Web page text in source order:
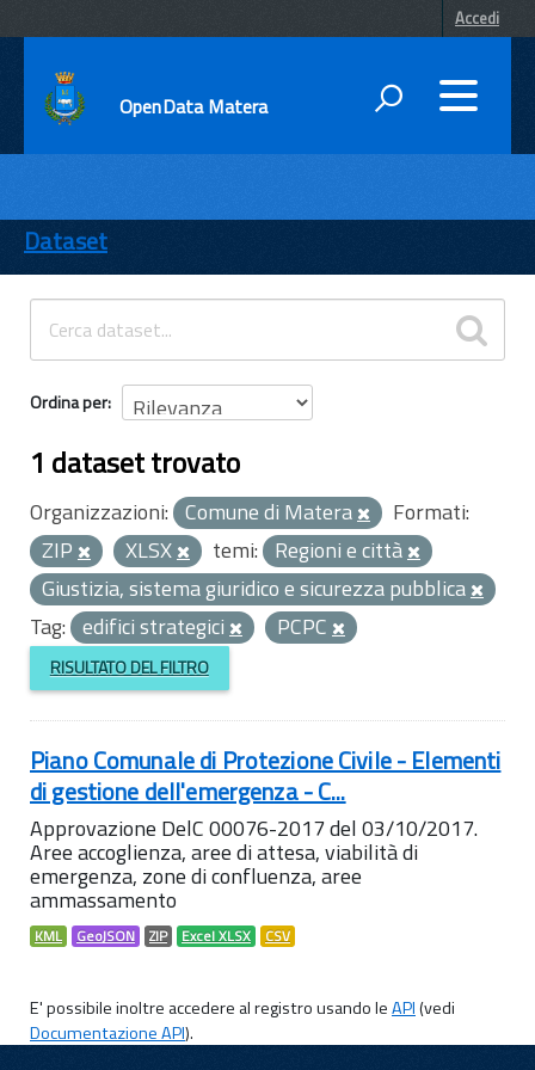
Accedi
OpenData Matera
ENTI
TEMI
INFORMAZIONI
Dataset
Ordina per
1 dataset trovato
Organizzazioni: Comune di Matera
Formati:
ZIP
XLSX temi: Regioni e città
Giustizia, sistema giuridico e sicurezza pubblica
Tag: edifici strategici PCPC
RISULTATO DEL FILTRO
Piano Comunale di Protezione Civile - Elementi
di gestione dell'emergenza - C...
Approvazione DelC 00076-2017 del 03/10/2017.
Aree accoglienza, aree di attesa, viabilità di
emergenza, zone di confluenza, aree
ammassamento
KML GeoJSON ZIP Excel XLSX CSV
E' possibile inoltre accedere al registro usando leAPI(vedi
Documentazione API).